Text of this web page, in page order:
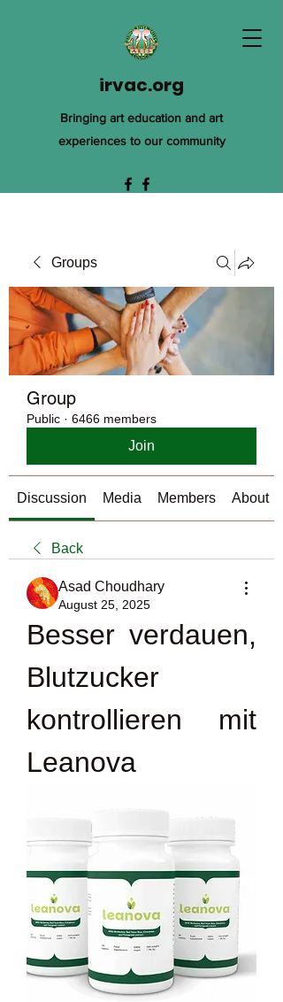
irvac.org
Bringing art education and art
experiences to our community
Groups
Group
Public · 6466 members
Join
Discussion Media Members About
Back
Asad Choudhary
August 25, 2025
Besser verdauen,
Blutzucker
kontrollieren mit
Leanova